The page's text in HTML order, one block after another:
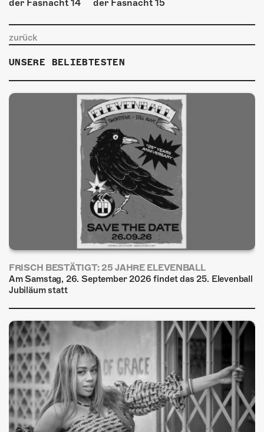
zurück
UNSERE BELIEBTESTEN
FRISCH BESTÄTIGT: 25 JAHRE ELEVENBALL
Am Samstag, 26. September 2026 findet das 25. Elevenball
Jubiläum statt